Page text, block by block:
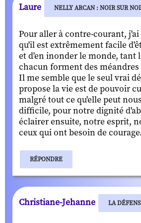
Laure NELLY ARCAN : NOIR SUR
Pour aller à contre-courant, j'ai
qu'il est extrêmement facile
et d'en inonder le monde, tant
chacun forment des
Il me semble que le seul vrai
propose la vie est de pouvoir
malgré tout ce qu'elle peut
difficile, pour notre dignité
éclairer ensuite, notre esprit,
ceux qui ont besoin de courage.
RÉPONDRE
Christiane-Jehanne LA